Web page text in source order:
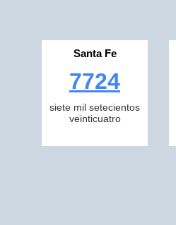
Santa Fe
7724
siete mil setecientos
veinticuatro